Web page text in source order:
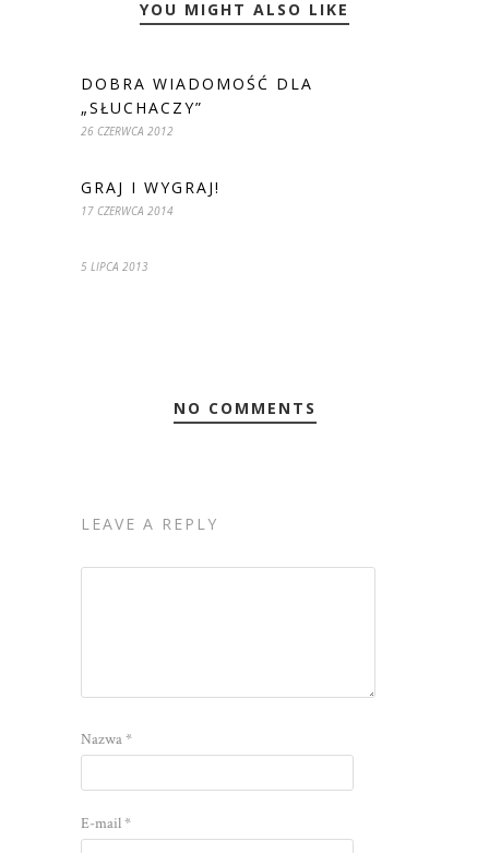
YOU MIGHT ALSO LIKE
DOBRA WIADOMOŚĆ DLA
„SŁUCHACZY”
26 CZERWCA 2012
GRAJ I WYGRAJ!
17 CZERWCA 2014
5 LIPCA 2013
NO COMMENTS
LEAVE A REPLY
Nazwa*
E-mail*